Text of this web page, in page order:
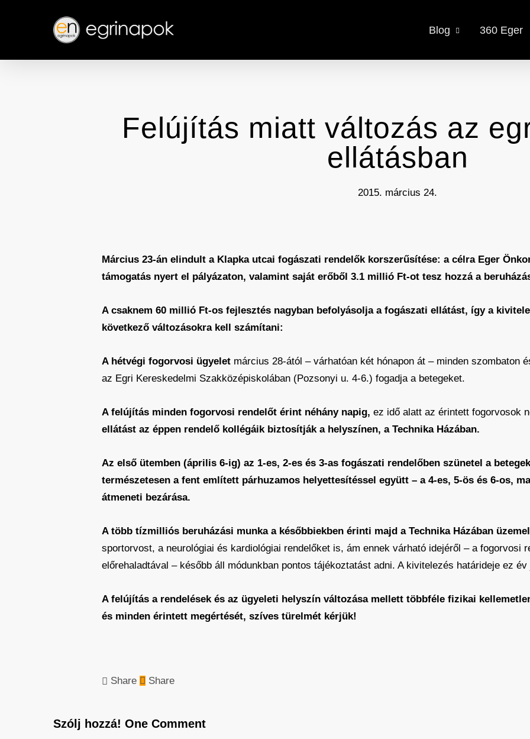
content
Blog 360 Eger
Felújítás miatt változás az
ellátásban
2015. március 24.
Március 23-án elindult a Klapka utcai fogászati rendelők korszerűsítése: a célra Eger
támogatás nyert el pályázaton, valamint saját erőből 3.1 millió Ft-ot tesz hozzá a
A csaknem 60 millió Ft-os fejlesztés nagyban befolyásolja a fogászati ellátást, így a
következő változásokra kell számítani:
A hétvégi fogorvosi ügyelet március 28-ától – várhatóan két hónapon át – minden szombaton
az Egri Kereskedelmi Szakközépiskolában (Pozsonyi u. 4-6.) fogadja a betegeket.
A felújítás minden fogorvosi rendelőt érint néhány napig, ez idő alatt az érintett fogorvosok
ellátást az éppen rendelő kollégáik biztosítják a helyszínen, a Technika Házában.
Az első ütemben (április 6-ig) az 1-es, 2-es és 3-as fogászati rendelőben szünetel a
természetesen a fent említett párhuzamos helyettesítéssel együtt – a 4-es, 5-ös és 6-os,
átmeneti bezárása.
A több tízmilliós beruházási munka a későbbiekben érinti majd a Technika Házában
sportorvost, a neurológiai és kardiológiai rendelőket is, ám ennek várható idejéről – a fogorvosi
előrehaladtával – később áll módunkban pontos tájékoztatást adni. A kivitelezés határideje ez
A felújítás a rendelések és az ügyeleti helyszín változása mellett többféle fizikai
és minden érintett megértését, szíves türelmét kérjük!
Share Share
Szólj hozzá! One Comment